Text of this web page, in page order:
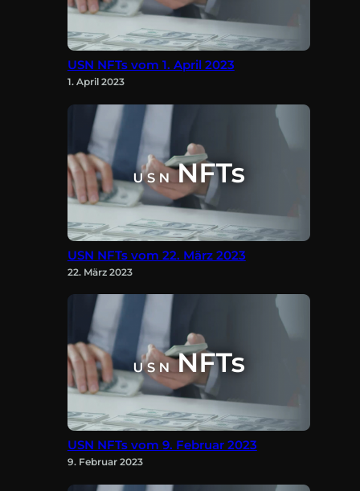
USN NFTs vom 1. April 2023
1. April 2023
USN NFTs vom 22. März 2023
22. März 2023
USN NFTs vom 9. Februar 2023
9. Februar 2023